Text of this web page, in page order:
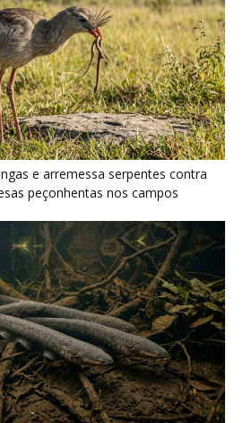
elétricas em grupo para
e atordoar cardumes de peixes